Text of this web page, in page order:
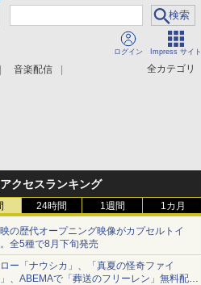
ログイン Impress サイト
全カテゴリ
音楽配信
アクセスランキング
24時間 1週間 1カ月
の歴代オープニング映像がカプセルトイ
全5種で8月下旬発売
ー「ナウシカ」、「真夏の怪奇ファイ
、ABEMAで「葬送のフリーレン」無料配信